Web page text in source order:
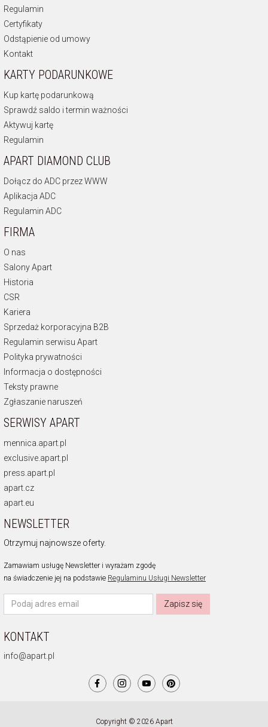
Regulamin
Certyfikaty
Odstąpienie od umowy
Kontakt
KARTY PODARUNKOWE
Kup kartę podarunkową
Sprawdź saldo i termin ważności
Aktywuj kartę
Regulamin
APART DIAMOND CLUB
Dołącz do ADC przez WWW
Aplikacja ADC
Regulamin ADC
FIRMA
O nas
Salony Apart
Historia
CSR
Kariera
Sprzedaż korporacyjna B2B
Regulamin serwisu Apart
Polityka prywatności
Informacja o dostępności
Teksty prawne
Zgłaszanie naruszeń
SERWISY APART
mennica.apart.pl
exclusive.apart.pl
press.apart.pl
apart.cz
apart.eu
NEWSLETTER
Otrzymuj najnowsze oferty.
Zamawiam usługę Newsletter i wyrażam zgodę
na świadczenie jej na podstawie Regulaminu Usługi Newsletter
Zapisz się
KONTAKT
info@apart.pl
Copyright © 2026 Apart